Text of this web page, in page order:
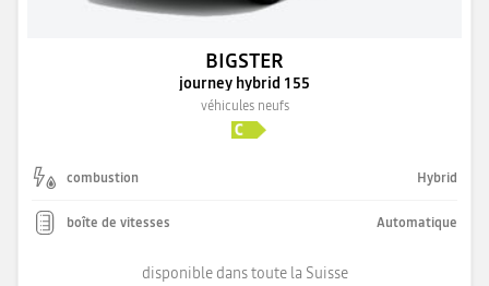
BIGSTER
journey hybrid 155
véhicules neufs
combustion Hybrid
boîte de vitesses Automatique
disponible dans toute la Suisse